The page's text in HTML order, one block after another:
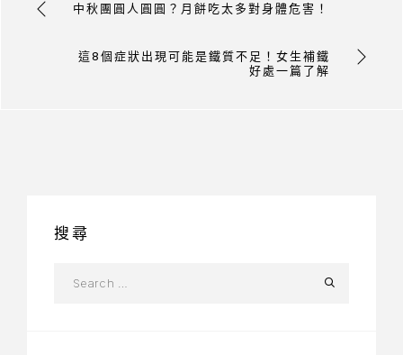
中秋團圓人圓圓？月餅吃太多對身體危害！
這8個症狀出現可能是鐵質不足！女生補鐵
好處一篇了解
搜尋